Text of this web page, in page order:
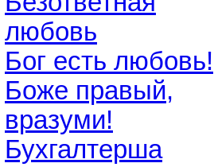
любовь
Бог есть любовь!
Боже правый,
вразуми!
Бухгалтерша